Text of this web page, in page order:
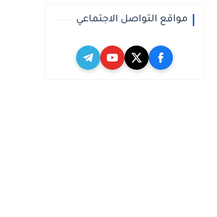
مواقع التواصل الاجتماعي